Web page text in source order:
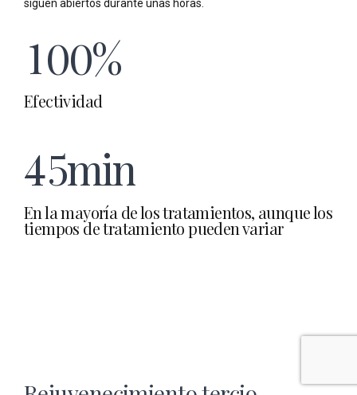
siguen abiertos durante unas horas.
1
2
3
4
00%
Efectividad
2
3
4
5
3
4
5
6
min
En la mayoría de los tratamientos, aunque los
tiempos de tratamiento pueden variar